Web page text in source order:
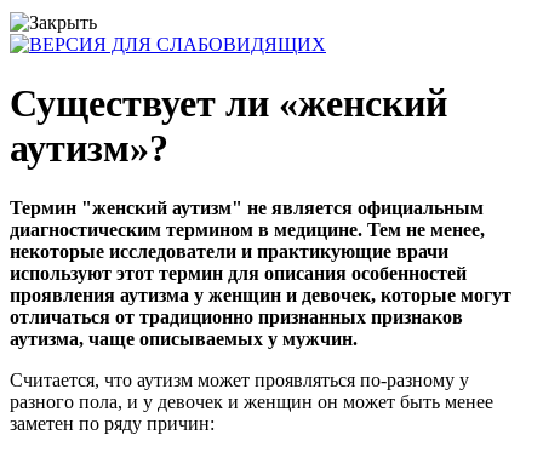
Существует ли «женский
аутизм»?
Термин "женский аутизм" не является официальным
диагностическим термином в медицине. Тем не менее,
некоторые исследователи и практикующие врачи
используют этот термин для описания особенностей
проявления аутизма у женщин и девочек, которые могут
отличаться от традиционно признанных признаков
аутизма, чаще описываемых у мужчин.
Считается, что аутизм может проявляться по-разному у
разного пола, и у девочек и женщин он может быть менее
заметен по ряду причин: